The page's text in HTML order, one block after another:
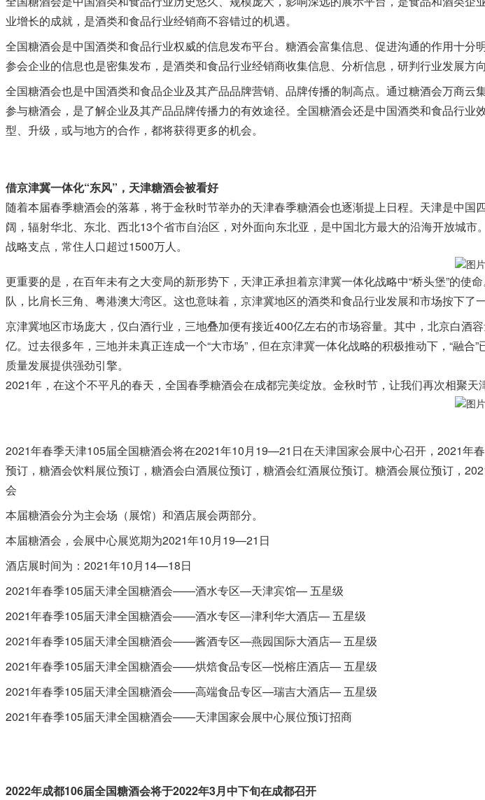
业增长的成就，是酒类和食品行业经销商不容错过的机遇。
全国糖酒会是中国酒类和食品行业权威的信息发布平台。糖酒会富集信息、促进沟通的作用十
参会企业的信息也是密集发布，是酒类和食品行业经销商收集信息、分析信息，研判行业发展方向
全国糖酒会也是中国酒类和食品企业及其产品品牌营销、品牌传播的制高点。通过糖酒会万商
参与糖酒会，是了解企业及其产品品牌传播力的有效途径。全国糖酒会还是中国酒类和食品行
型、升级，或与地方的合作，都将获得更多的机会。
借京津冀一体化“东风”，天津糖酒会被看好
随着本届春季糖酒会的落幕，将于金秋时节举办的天津春季糖酒会也逐渐提上日程。天津是中
阔，辐射华北、东北、西北13个省市自治区，对外面向东北亚，是中国北方最大的沿海开放城
战略支点，常住人口超过1500万人。
更重要的是，在百年未有之大变局的新形势下，天津正承担着京津冀一体化战略中“桥头堡”的
队，比肩长三角、粤港澳大湾区。这也意味着，京津冀地区的酒类和食品行业发展和市场按下
京津冀地区市场庞大，仅白酒行业，三地叠加便有接近400亿左右的市场容量。其中，北京白
亿。过去很多年，三地并未真正连成一个“大市场”，但在京津冀一体化战略的积极推动下，“融
质量发展提供强劲引擎。
2021年，在这个不平凡的春天，全国春季糖酒会在成都完美绽放。金秋时节，让我们再次相聚天
2021年春季天津105届全国糖酒会将在2021年10月19—21日在天津国家会展中心召开，2021年
预订，糖酒会饮料展位预订，糖酒会白酒展位预订，糖酒会红酒展位预订。糖酒会展位预订，
会
本届糖酒会分为主会场（展馆）和酒店展会两部分。
本届糖酒会，会展中心展览期为2021年10月19—21日
酒店展时间为：2021年10月14—18日
2021年春季105届天津全国糖酒会——酒水专区—天津宾馆— 五星级
2021年春季105届天津全国糖酒会——酒水专区—津利华大酒店— 五星级
2021年春季105届天津全国糖酒会——酱酒专区—燕园国际大酒店— 五星级
2021年春季105届天津全国糖酒会——烘焙食品专区—悦榕庄酒店— 五星级
2021年春季105届天津全国糖酒会——高端食品专区—瑞吉大酒店— 五星级
2021年春季105届天津全国糖酒会——天津国家会展中心展位预订招商
2022年成都106届全国糖酒会将于2022年3月中下旬在成都召开